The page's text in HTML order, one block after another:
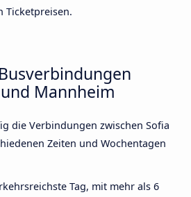
Ticketpreisen.
Mannheim
die Verbindungen zwischen Sofia
Zeiten und Wochentagen
Tag, mit mehr als 6